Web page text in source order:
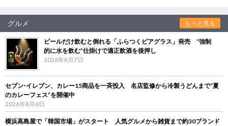
グルメ もっと見る
ビールだけ飲むと倒れる「ふらつくビアグラス」発売 “強制
的に水を飲む”仕掛けで適正飲酒を後押し
2026年8月7日
セブン‐イレブン、カレー15商品を一斉投入 名店監修から冷製うどんまで“夏
のカレーフェス”を開催中
2026年8月6日
横浜高島屋で「韓国市場」がスタート 人気グルメから雑貨まで約30ブランド